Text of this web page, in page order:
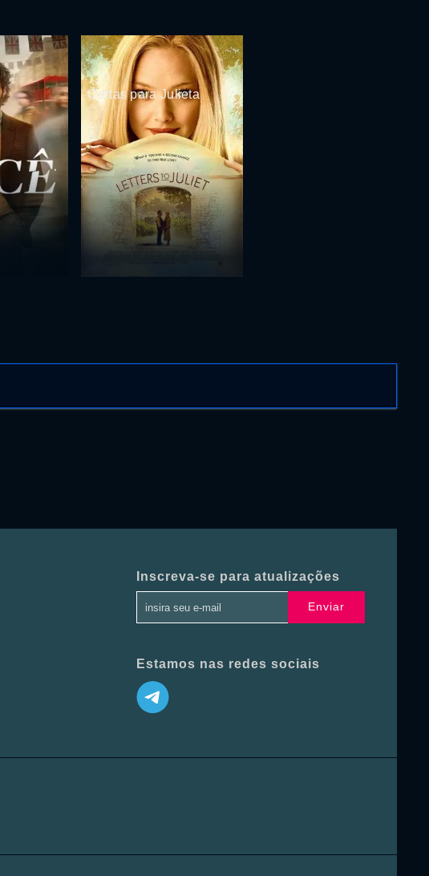
Cartas para Julieta
Inscreva-se para atualizações
Enviar
Estamos nas redes sociais